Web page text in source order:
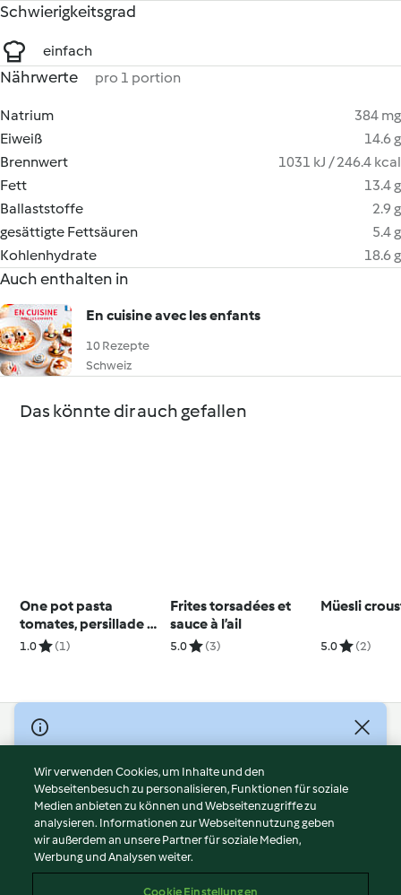
Schwierigkeitsgrad
einfach
Nährwerte pro 1 portion
Natrium
384 mg
Eiweiß
14.6 g
Brennwert
1031 kJ / 246.4 kcal
Fett
13.4 g
Ballaststoffe
2.9 g
gesättigte Fettsäuren
5.4 g
Kohlenhydrate
18.6 g
Auch enthalten in
En cuisine avec les enfants
10 Rezepte
Schweiz
Das könnte dir auch gefallen
One pot pasta
tomates, persillade et
moules
1.0 (1)
Frites torsadées et
sauce à l’ail
5.0 (3)
Müesli
5.0 (2)
© Copyright 2026
Nutzungsbedingungen
Datenschutzrichtlinien
Disclaimer
Impressum
Cookies
Wir verwenden Cookies, um Inhalte und den
Webseitenbesuch zu personalisieren, Funktionen für soziale
Medien anbieten zu können und Webseitenzugriffe zu
analysieren. Informationen zur Webseitennutzung geben
wir außerdem an unsere Partner für soziale Medien,
Werbung und Analysen weiter.
Cookie Einstellungen